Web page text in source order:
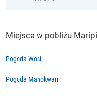
Miejsca w pobliżu Maripi
Pogoda Wosi
Pogoda Manokwari